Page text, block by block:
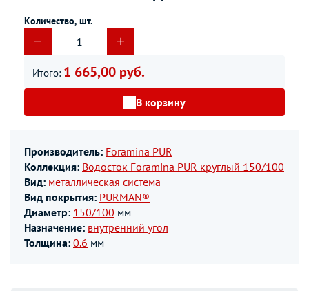
Количество, шт.
Итого: 1 665,00 руб.
В корзину
Производитель: Foramina PUR
Коллекция: Водосток Foramina PUR круглый 150/100
Вид: металлическая система
Вид покрытия: PURMAN®
Диаметр: 150/100 мм
Назначение: внутренний угол
Толщина: 0.6 мм